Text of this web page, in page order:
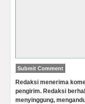
Redaksi menerima
pengirim. Redaksi
menyinggung,